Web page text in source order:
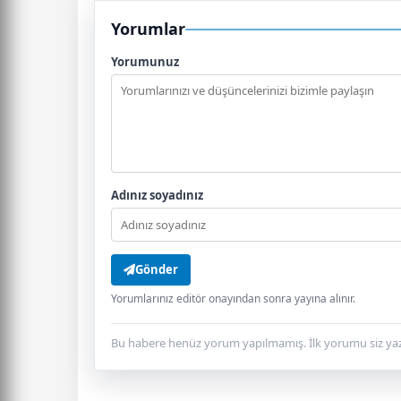
Yorumlar
Yorumunuz
Adınız soyadınız
Gönder
Yorumlarınız editör onayından sonra yayına alınır.
Bu habere henüz yorum yapılmamış. İlk yorumu siz